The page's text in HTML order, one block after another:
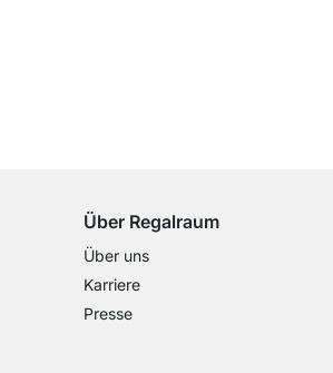
Über Regalraum
Über uns
Karriere
Presse